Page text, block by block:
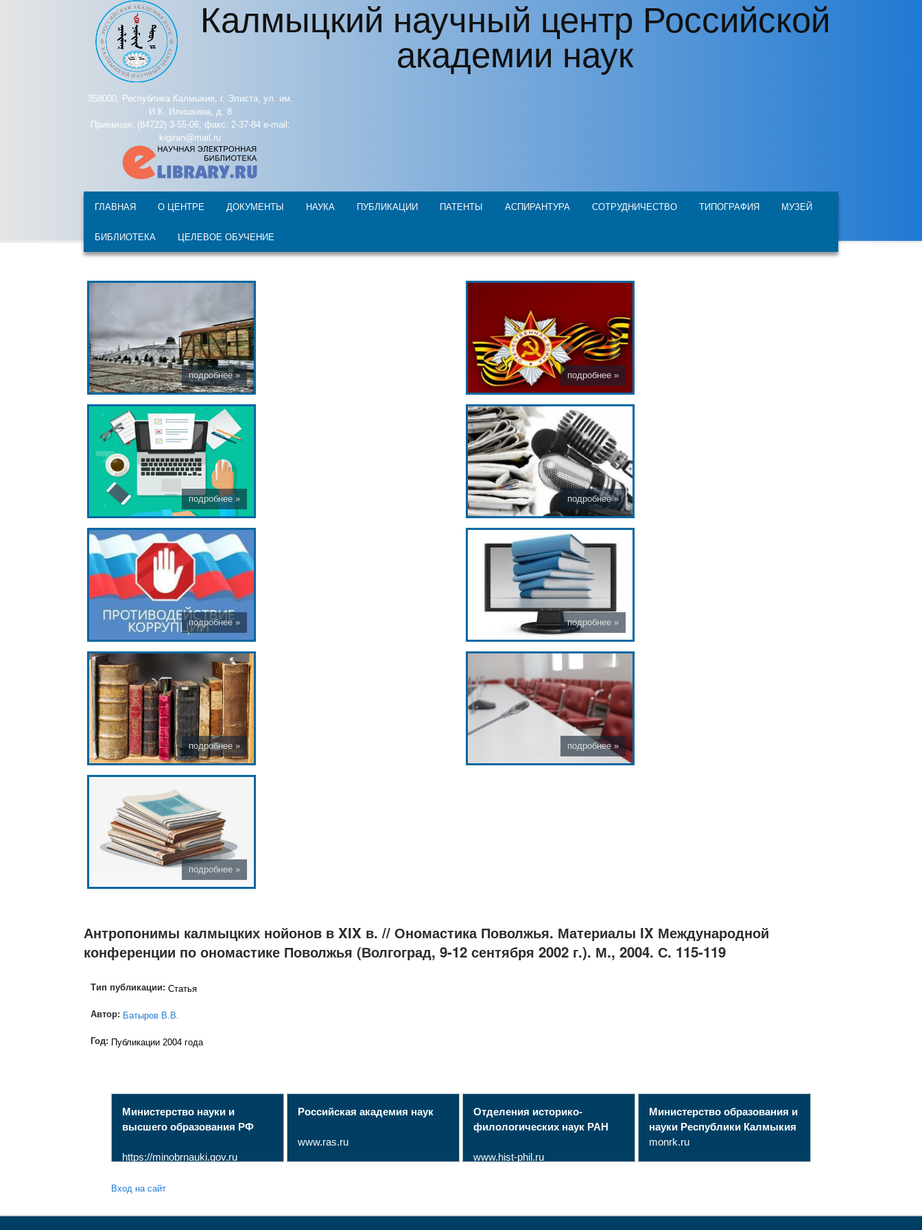
Перейти к основному содержанию Калмыцкий научный центр Российской
академии наук
358000, Республика Калмыкия, г. Элиста, ул. им.
И.К. Илишкина, д. 8
Приемная: (84722) 3-55-06, факс: 2-37-84 e-mail:
kigiran@mail.ru
ГЛАВНАЯ О ЦЕНТРЕ ДОКУМЕНТЫ НАУКА ПУБЛИКАЦИИ ПАТЕНТЫ АСПИРАНТУРА СОТРУДНИЧЕСТВО ТИПОГРАФИЯ МУЗЕЙ
БИБЛИОТЕКА ЦЕЛЕВОЕ ОБУЧЕНИЕ
Антропонимы калмыцких нойонов в XIX в. // Ономастика Поволжья. Материалы IX Международной
конференции по ономастике Поволжья (Волгоград, 9-12 сентября 2002 г.). М., 2004. С. 115-119
Тип публикации: Статья
Автор: Батыров В.В.
Год: Публикации 2004 года
Министерство науки и
высшего образования РФ
https://minobrnauki.gov.ru
Российская академия наук
www.ras.ru
Отделения историко-
филологических наук РАН
www.hist-phil.ru
Министерство образования и
науки Республики Калмыкия
monrk.ru
Вход на сайт